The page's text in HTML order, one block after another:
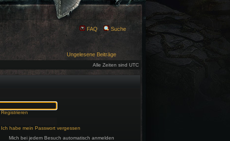
FAQ Suche
Ungelesene Beiträge
Alle Zeiten sind UTC
Registrieren
Ich habe mein Passwort vergessen
Mich bei jedem Besuch automatisch anmelden